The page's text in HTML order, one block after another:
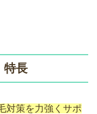
特長
対策を力強くサポ